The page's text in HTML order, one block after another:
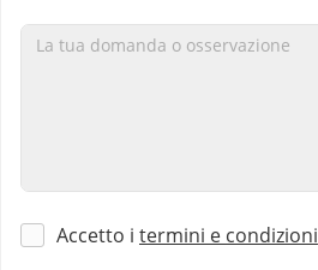
Accetto i termini e condizioni